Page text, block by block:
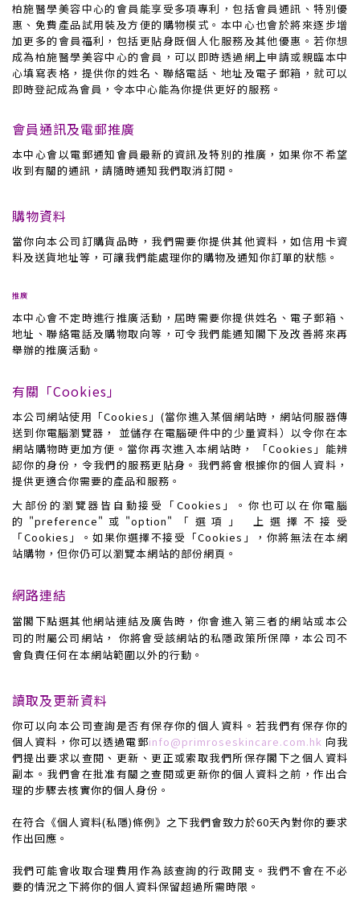
柏施醫學美容中心的會員能享受多項專利，包括會員通訊、特別優
惠、免費產品試用裝及方便的購物模式。本中心也會於將來逐步增
加更多的會員福利，包括更貼身既個人化服務及其他優惠。若你想
成為柏施醫學美容中心的會員，可以即時透過網上申請或親臨本中
心填寫表格，提供你的姓名、聯絡電話、地址及電子郵箱，就可以
即時登記成為會員，令本中心能為你提供更好的服務。
會員通訊及電郵推廣
本中心會以電郵通知會員最新的資訊及特別的推廣，如果你不希望
收到有關的通訊，請隨時通知我們取消訂閱。
購物資料
當你向本公司訂購貨品時，我們需要你提供其他資料，如信用卡資
料及送貨地址等，可讓我們能處理你的購物及通知你訂單的狀態。
推廣
本中心會不定時進行推廣活動，屆時需要你提供姓名、電子郵箱、
地址、聯絡電話及購物取向等，可令我們能通知閣下及改善將來再
舉辦的推廣活動。
有關「Cookies」
本公司網站使用 「Cookies」 (當你進入某個網站時，網站伺服器傳
送到你電腦瀏覽器， 並儲存在電腦硬件中的少量資料）以令你在本
網站購物時更加方便。當你再次進入本網站時， 「Cookies」 能辨
認你的身份，令我們的服務更貼身。我們將會根據你的個人資料，
提供更適合你需要的產品和服務。
大部份的瀏覽器皆自動接受
「Cookies」
。你也可以在你電腦
的"preference"或"option"「選項」 上選擇不接受
「Cookies」
。如果你選擇不接受 「Cookies」
，你將無法在本網
站購物，但你仍可以瀏覽本網站的部份網頁。
網路連結
當閣下點選其他網站連結及廣告時，你會進入第三者的網站或本公
司的附屬公司網站， 你將會受該網站的私隱政策所保障，本公司不
會負責任何在本網站範圍以外的行動。
讀取及更新資料
你可以向本公司查詢是否有保存你的個人資料。若我們有保存你的
個人資料，你可以透過電郵info@primroseskincare.com.hk 向我
們提出要求以查閱、更新、更正或索取我們所保存閣下之個人資料
副本。我們會在批准有關之查閱或更新你的個人資料之前，作出合
理的步驟去核實你的個人身份。
在符合《個人資料(私隱)條例》之下我們會致力於60天內對你的要求
作出回應。
我們可能會收取合理費用作為該查詢的行政開支。我們不會在不必
要的情況之下將你的個人資料保留超過所需時限。